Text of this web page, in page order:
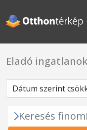
Eladó
Keresés